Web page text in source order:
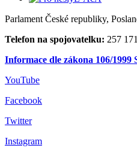
Parlament České republiky,
Telefon na spojovatelku: 257
Informace dle zákona 106/1999
YouTube
Facebook
Twitter
Instagram